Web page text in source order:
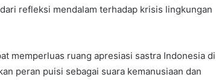
refleksi mendalam terhadap krisis lingkungan
memperluas ruang apresiasi sastra Indonesia di
peran puisi sebagai suara kemanusiaan dan